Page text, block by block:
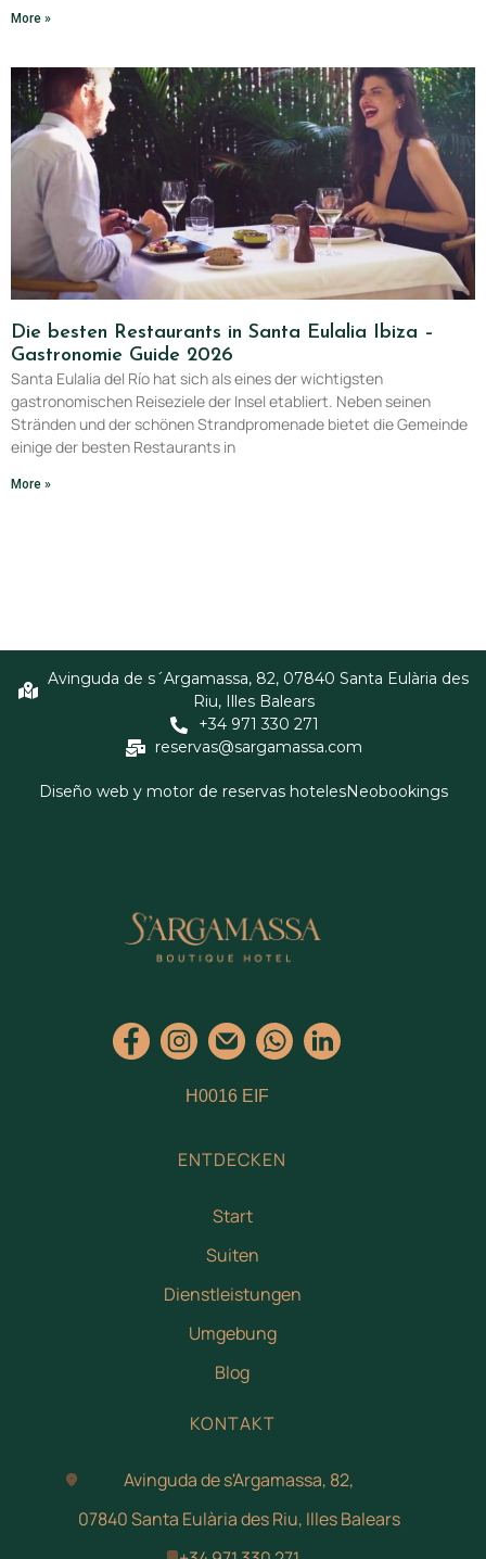
More »
Die besten Restaurants in Santa Eulalia Ibiza –
Gastronomie Guide 2026
Santa Eulalia del Río hat sich als eines der wichtigsten
gastronomischen Reiseziele der Insel etabliert. Neben seinen
Stränden und der schönen Strandpromenade bietet die Gemeinde
einige der besten Restaurants in
More »
Avinguda de s´Argamassa, 82, 07840 Santa Eulària des
Riu, Illes Balears
+34 971 330 271
reservas@sargamassa.com
Diseño web y motor de reservas hotelesNeobookings
H0016 EIF
ENTDECKEN
Start
Suiten
Dienstleistungen
Umgebung
Blog
KONTAKT
Avinguda de s'Argamassa, 82,
07840 Santa Eulària des Riu, Illes Balears